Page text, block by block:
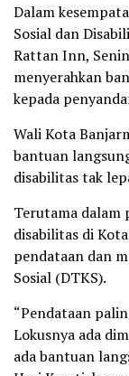
Dalam
Sosial dan
Rattan Inn,
menyerahkan
kepada
Wali Kota
bantuan
disabilitas tak
Terutama dalam
disabilitas di
pendataan dan
Sosial (DTKS).
“Pendataan
Lokusnya ada
ada bantuan